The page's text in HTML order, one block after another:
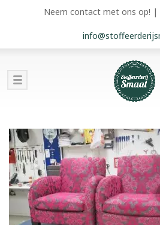
Neem contact met ons op! |